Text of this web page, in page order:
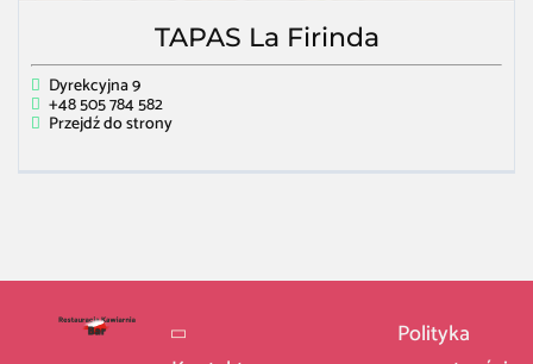
TAPAS La Firinda
Dyrekcyjna 9
+48 505 784 582
Przejdź do strony
Polityka